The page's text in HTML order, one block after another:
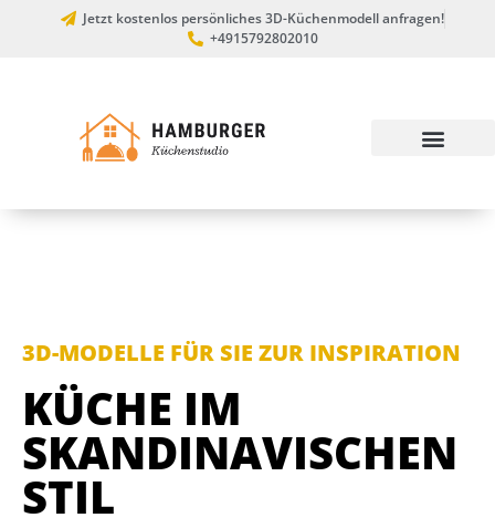
Jetzt kostenlos persönliches 3D-Küchenmodell anfragen!
+4915792802010
3D-MODELLE FÜR SIE ZUR INSPIRATION
KÜCHE IM
SKANDINAVISCHEN
STIL